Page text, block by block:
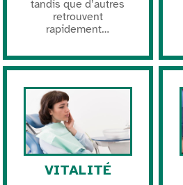
tandis que d’autres
retrouvent
rapidement…
VITALITÉ